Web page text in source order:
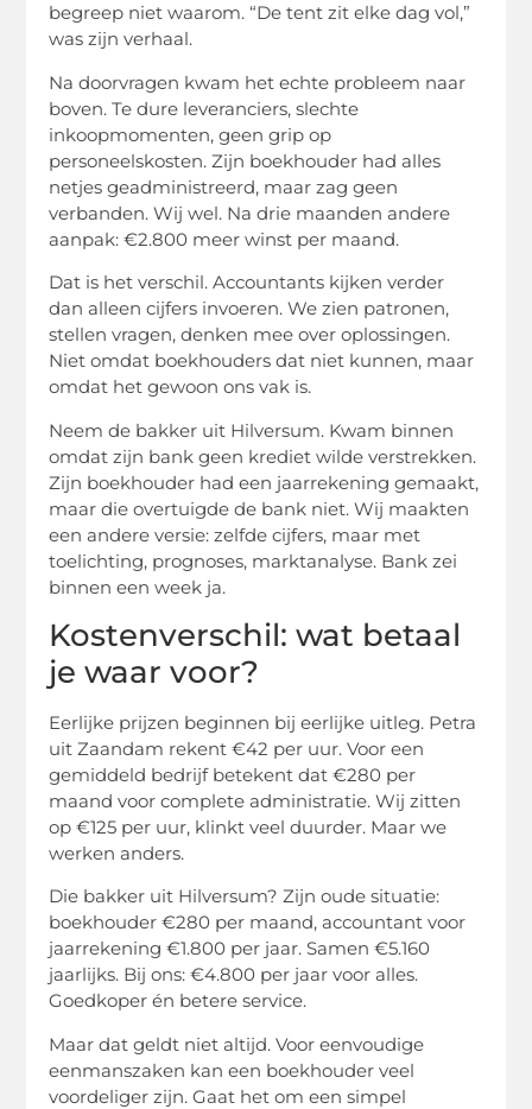
begreep niet waarom. “De tent zit elke dag vol,”
was zijn verhaal.
Na doorvragen kwam het echte probleem naar
boven. Te dure leveranciers, slechte
inkoopmomenten, geen grip op
personeelskosten. Zijn boekhouder had alles
netjes geadministreerd, maar zag geen
verbanden. Wij wel. Na drie maanden andere
aanpak: €2.800 meer winst per maand.
Dat is het verschil. Accountants kijken verder
dan alleen cijfers invoeren. We zien patronen,
stellen vragen, denken mee over oplossingen.
Niet omdat boekhouders dat niet kunnen, maar
omdat het gewoon ons vak is.
Neem de bakker uit Hilversum. Kwam binnen
omdat zijn bank geen krediet wilde verstrekken.
Zijn boekhouder had een jaarrekening gemaakt,
maar die overtuigde de bank niet. Wij maakten
een andere versie: zelfde cijfers, maar met
toelichting, prognoses, marktanalyse. Bank zei
binnen een week ja.
Kostenverschil: wat betaal
je waar voor?
Eerlijke prijzen beginnen bij eerlijke uitleg. Petra
uit Zaandam rekent €42 per uur. Voor een
gemiddeld bedrijf betekent dat €280 per
maand voor complete administratie. Wij zitten
op €125 per uur, klinkt veel duurder. Maar we
werken anders.
Die bakker uit Hilversum? Zijn oude situatie:
boekhouder €280 per maand, accountant voor
jaarrekening €1.800 per jaar. Samen €5.160
jaarlijks. Bij ons: €4.800 per jaar voor alles.
Goedkoper én betere service.
Maar dat geldt niet altijd. Voor eenvoudige
eenmanszaken kan een boekhouder veel
voordeliger zijn. Gaat het om een simpel